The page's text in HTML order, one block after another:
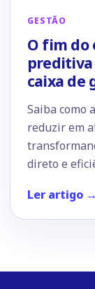
GESTÃO
O fim do
preditiva
caixa de
Saiba como
reduzir em
direto e
Ler artigo →